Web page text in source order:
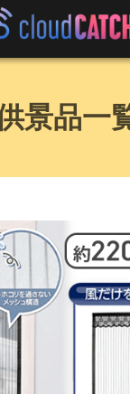
景品一